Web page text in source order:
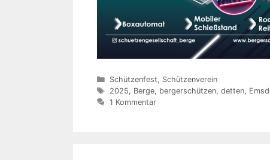
Kategorien
Schützenfest, Schützenverein
Schlagwörter
2025, Berge, bergerschützen, detten,
1 Kommentar